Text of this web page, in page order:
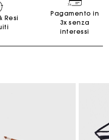
Resi
Pagamento in
3x senza
interessi